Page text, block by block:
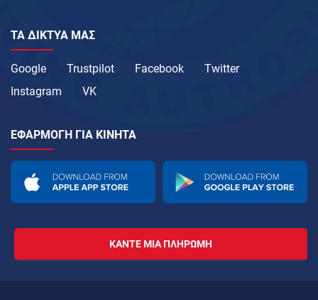
ΤΑ ΔΊΚΤΥΑ ΜΑΣ
Google Trustpilot Facebook
Twitter
Instagram
VK
ΕΦΑΡΜΟΓΉ ΓΙΑ ΚΙΝΗΤΆ
ΚΆΝΤΕ ΜΙΑ ΠΛΗΡΩΜΉ